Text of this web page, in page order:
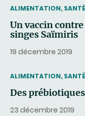
THEMATIC
ALIMENTATION,
Un vaccin
singes Saïmiris
19 décembre 2019
THEMATIC
ALIMENTATION,
Des
23 décembre 2019